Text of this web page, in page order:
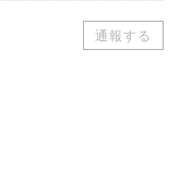
通報する